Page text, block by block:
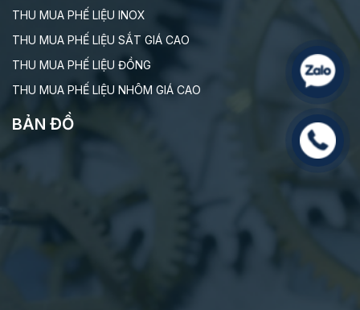
THU MUA PHẾ LIỆU INOX
THU MUA PHẾ LIỆU SẮT GIÁ CAO
THU MUA PHẾ LIỆU ĐỒNG
THU MUA PHẾ LIỆU NHÔM GIÁ CAO
BẢN ĐỒ